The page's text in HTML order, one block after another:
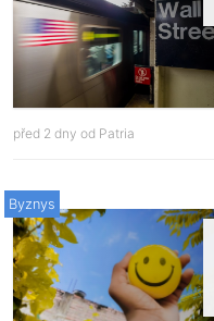
před 2 dny od Patria
Byznys